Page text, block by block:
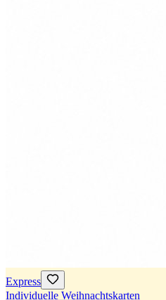
Express
Individuelle Weihnachtskarten